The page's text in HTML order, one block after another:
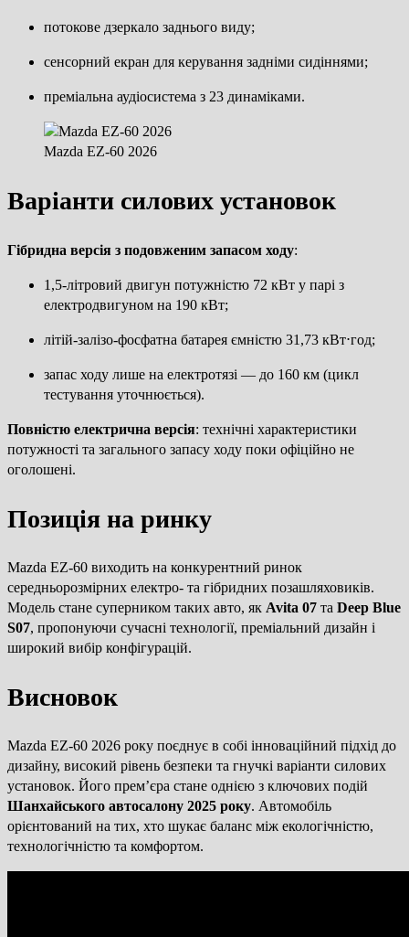
потокове дзеркало заднього виду;
сенсорний екран для керування задніми сидіннями;
преміальна аудіосистема з 23 динаміками.
Mazda EZ-60 2026
Варіанти силових установок
Гібридна версія з подовженим запасом ходу:
1,5-літровий двигун потужністю 72 кВт у парі з
електродвигуном на 190 кВт;
літій-залізо-фосфатна батарея ємністю 31,73 кВт⋅год;
запас ходу лише на електротязі — до 160 км (цикл
тестування уточнюється).
Повністю електрична версія: технічні характеристики
потужності та загального запасу ходу поки офіційно не
оголошені.
Позиція на ринку
Mazda EZ-60 виходить на конкурентний ринок
середньорозмірних електро- та гібридних позашляховиків.
Модель стане суперником таких авто, як Avita 07 та Deep Blue
S07, пропонуючи сучасні технології, преміальний дизайн і
широкий вибір конфігурацій.
Висновок
Mazda EZ-60 2026 року поєднує в собі інноваційний підхід до
дизайну, високий рівень безпеки та гнучкі варіанти силових
установок. Його прем’єра стане однією з ключових подій
Шанхайського автосалону 2025 року. Автомобіль
орієнтований на тих, хто шукає баланс між екологічністю,
технологічністю та комфортом.